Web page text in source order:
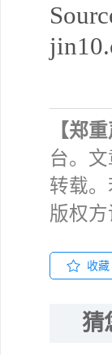
【郑
台。
转载
版权方
收藏
猜